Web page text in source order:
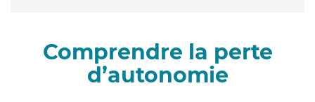
Comprendre la perte
d’autonomie